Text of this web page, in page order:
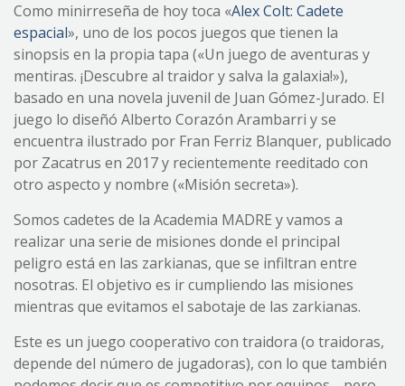
Como minirreseña de hoy toca «Alex Colt: Cadete
espacial», uno de los pocos juegos que tienen la
sinopsis en la propia tapa («Un juego de aventuras y
mentiras. ¡Descubre al traidor y salva la galaxia!»),
basado en una novela juvenil de Juan Gómez-Jurado. El
juego lo diseñó Alberto Corazón Arambarri y se
encuentra ilustrado por Fran Ferriz Blanquer, publicado
por Zacatrus en 2017 y recientemente reeditado con
otro aspecto y nombre («Misión secreta»).
Somos cadetes de la Academia MADRE y vamos a
realizar una serie de misiones donde el principal
peligro está en las zarkianas, que se infiltran entre
nosotras. El objetivo es ir cumpliendo las misiones
mientras que evitamos el sabotaje de las zarkianas.
Este es un juego cooperativo con traidora (o traidoras,
depende del número de jugadoras), con lo que también